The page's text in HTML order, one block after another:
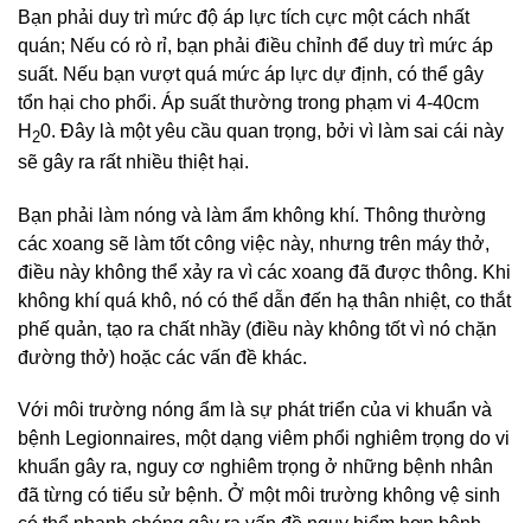
Bạn phải duy trì mức độ áp lực tích cực một cách nhất
quán; Nếu có rò rỉ, bạn phải điều chỉnh để duy trì mức áp
suất. Nếu bạn vượt quá mức áp lực dự định, có thể gây
tổn hại cho phổi. Áp suất thường trong phạm vi 4-40cm
H 20. Đây là một yêu cầu quan trọng, bởi vì làm sai cái này
sẽ gây ra rất nhiều thiệt hại.
Bạn phải làm nóng và làm ẩm không khí. Thông thường
các xoang sẽ làm tốt công việc này, nhưng trên máy thở,
điều này không thể xảy ra vì các xoang đã được thông. Khi
không khí quá khô, nó có thể dẫn đến hạ thân nhiệt, co thắt
phế quản, tạo ra chất nhầy (điều này không tốt vì nó chặn
đường thở) hoặc các vấn đề khác.
Với môi trường nóng ẩm là sự phát triển của vi khuẩn và
bệnh Legionnaires, một dạng viêm phổi nghiêm trọng do vi
khuẩn gây ra, nguy cơ nghiêm trọng ở những bệnh nhân
đã từng có tiểu sử bệnh. Ở một môi trường không vệ sinh